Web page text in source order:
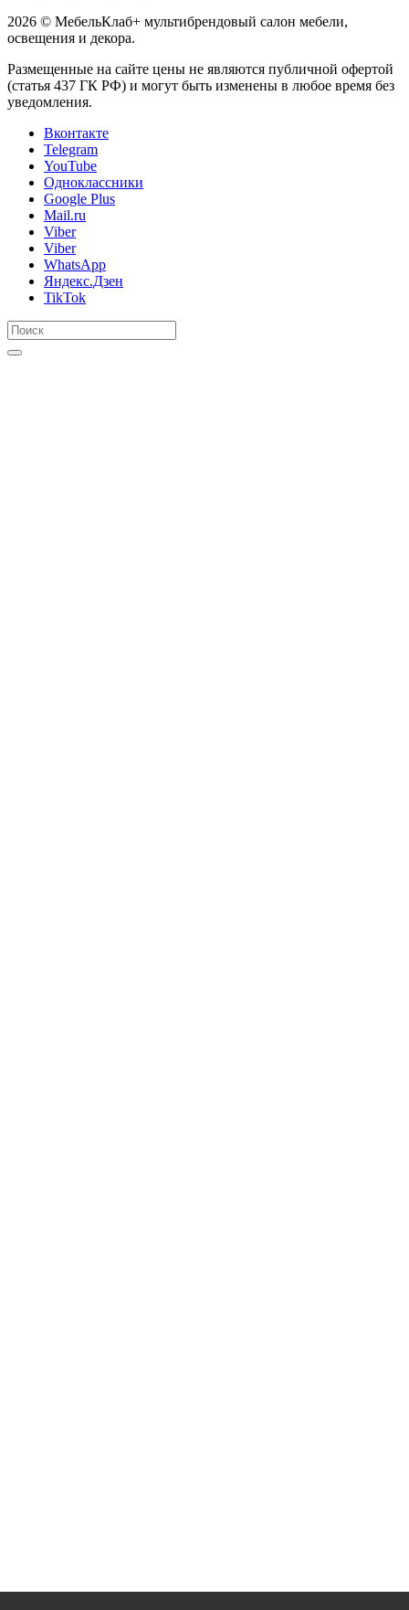
2026 © МебельКлаб+ мультибрендовый салон мебели,
освещения и декора.
Размещенные на сайте цены не являются публичной офертой
(статья 437 ГК РФ) и могут быть изменены в любое время без
уведомления.
Вконтакте
Telegram
YouTube
Одноклассники
Google Plus
Mail.ru
Viber
Viber
WhatsApp
Яндекс.Дзен
TikTok